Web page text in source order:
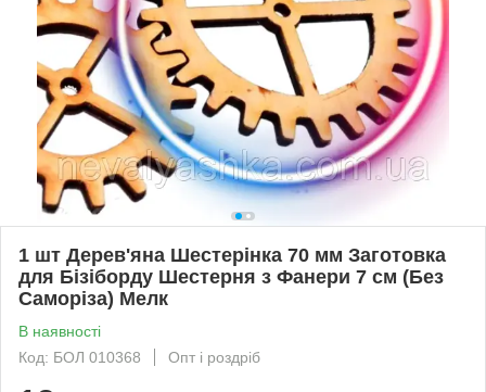
1 шт Дерев'яна Шестерінка 70 мм Заготовка
для Бізіборду Шестерня з Фанери 7 см (Без
Саморіза) Мелк
В наявності
Код: БОЛ 010368
Опт і роздріб